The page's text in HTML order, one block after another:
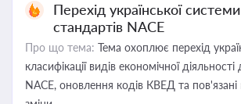
Перехід української
стандартів NACE
Про що тема: Тема охоплює перехід
класифікації видів економічної
NACE, оновлення кодів КВЕД та пов'язані